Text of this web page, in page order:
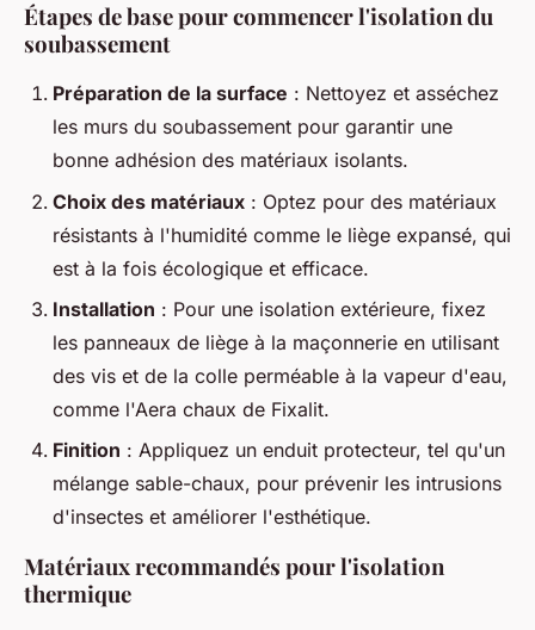
Étapes de base pour commencer l'isolation du
soubassement
Préparation de la surface : Nettoyez et asséchez
les murs du soubassement pour garantir une
bonne adhésion des matériaux isolants.
Choix des matériaux : Optez pour des matériaux
résistants à l'humidité comme le liège expansé, qui
est à la fois écologique et efficace.
Installation : Pour une isolation extérieure, fixez
les panneaux de liège à la maçonnerie en utilisant
des vis et de la colle perméable à la vapeur d'eau,
comme l'Aera chaux de Fixalit.
Finition : Appliquez un enduit protecteur, tel qu'un
mélange sable-chaux, pour prévenir les intrusions
d'insectes et améliorer l'esthétique.
Matériaux recommandés pour l'isolation
thermique